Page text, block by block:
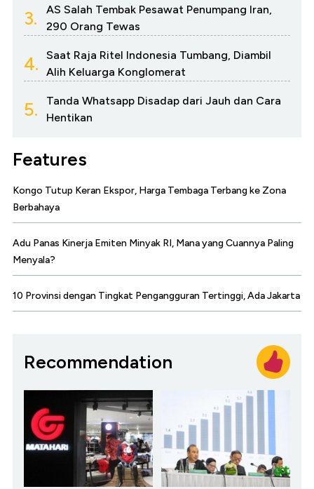
3.
AS Salah Tembak Pesawat Penumpang Iran,
290 Orang Tewas
4.
Saat Raja Ritel Indonesia Tumbang, Diambil
Alih Keluarga Konglomerat
5.
Tanda Whatsapp Disadap dari Jauh dan Cara
Hentikan
Features
Kongo Tutup Keran Ekspor, Harga Tembaga Terbang ke Zona
Berbahaya
Adu Panas Kinerja Emiten Minyak RI, Mana yang Cuannya Paling
Menyala?
10 Provinsi dengan Tingkat Pengangguran Tertinggi, Ada Jakarta
Recommendation